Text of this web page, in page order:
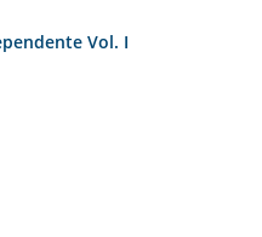
Vol. I